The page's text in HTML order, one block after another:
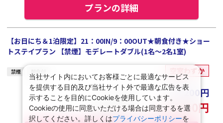
プランの詳細
【お日にち＆1泊限定】21：00IN/9：00OUT★朝食付き★ショー
トステイプラン 【禁煙】モデレートダブル(1名～2名1室)
禁煙 空室わずか
大人１名 50,200 円
基本代金合計 100,400 円
当社サイト内においてお客様ごとに最適なサービス
を提供する目的及び当社サイト外で最適な広告を表
示することを目的にCookieを使用しています。
Cookieの使用に同意いただける場合は同意するを選
択してください。詳しくはプライバシーポリシーを